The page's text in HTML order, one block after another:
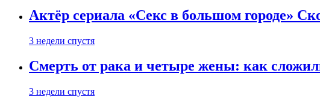
Актёр сериала «Секс в большом городе»
3 недели спустя
Смерть от рака и четыре жены: как
3 недели спустя